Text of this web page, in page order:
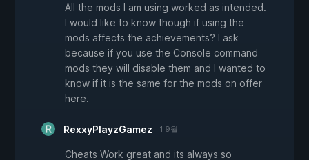
All the mods I am using worked as intended.
I would like to know though if using the
mods affects the achievements? I ask
because if you use the Console command
mods they will disable them and I wanted to
know if it is the same for the mods on offer
here.
RexxyPlayzGamez 1 9월
Cheats Work great and its always so